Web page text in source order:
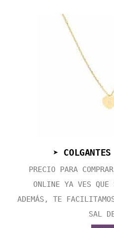
➤
PRECIO PARA
ONLINE YA VES QUE
ADEMÁS, TE
SAL